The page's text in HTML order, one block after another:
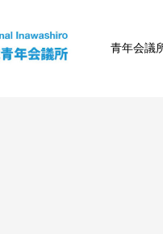
青年会議